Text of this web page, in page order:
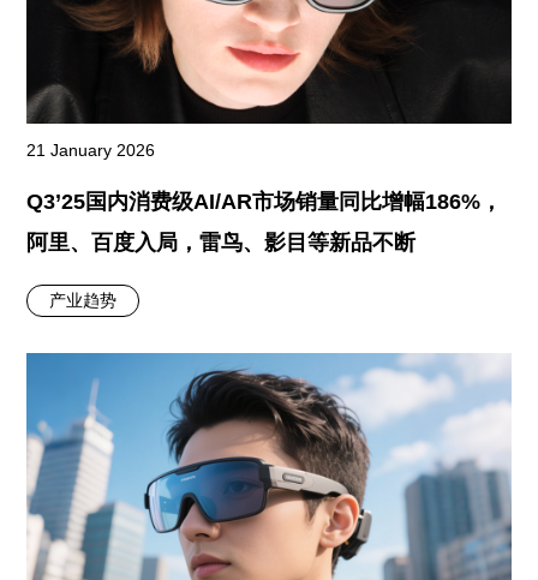
21 January 2026
Q3’25国内消费级AI/AR市场销量同比增幅186%，
阿里、百度入局，雷鸟、影目等新品不断
产业趋势